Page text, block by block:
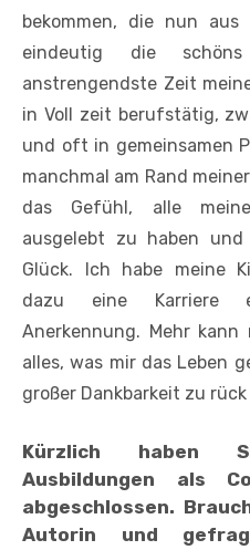
bekommen, die nun
eindeutig die
anstrengendste Zeit
in Voll­ zeit berufstätig,
und oft in gemeinsamen
manchmal am Rand
das Gefühl, alle
ausgelebt zu haben
Glück. Ich habe meine
dazu eine Karriere
Anerkennung. Mehr
alles, was mir das Leben
großer Dankbarkeit zu­
Kürzlich haben
Ausbildungen als
abgeschlossen.
Autorin und